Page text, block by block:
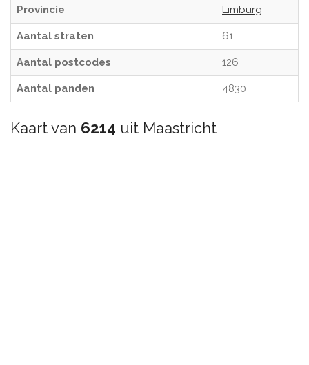
Provincie Limburg
Aantal straten 61
Aantal postcodes 126
Aantal panden 4830
Kaart van 6214 uit Maastricht